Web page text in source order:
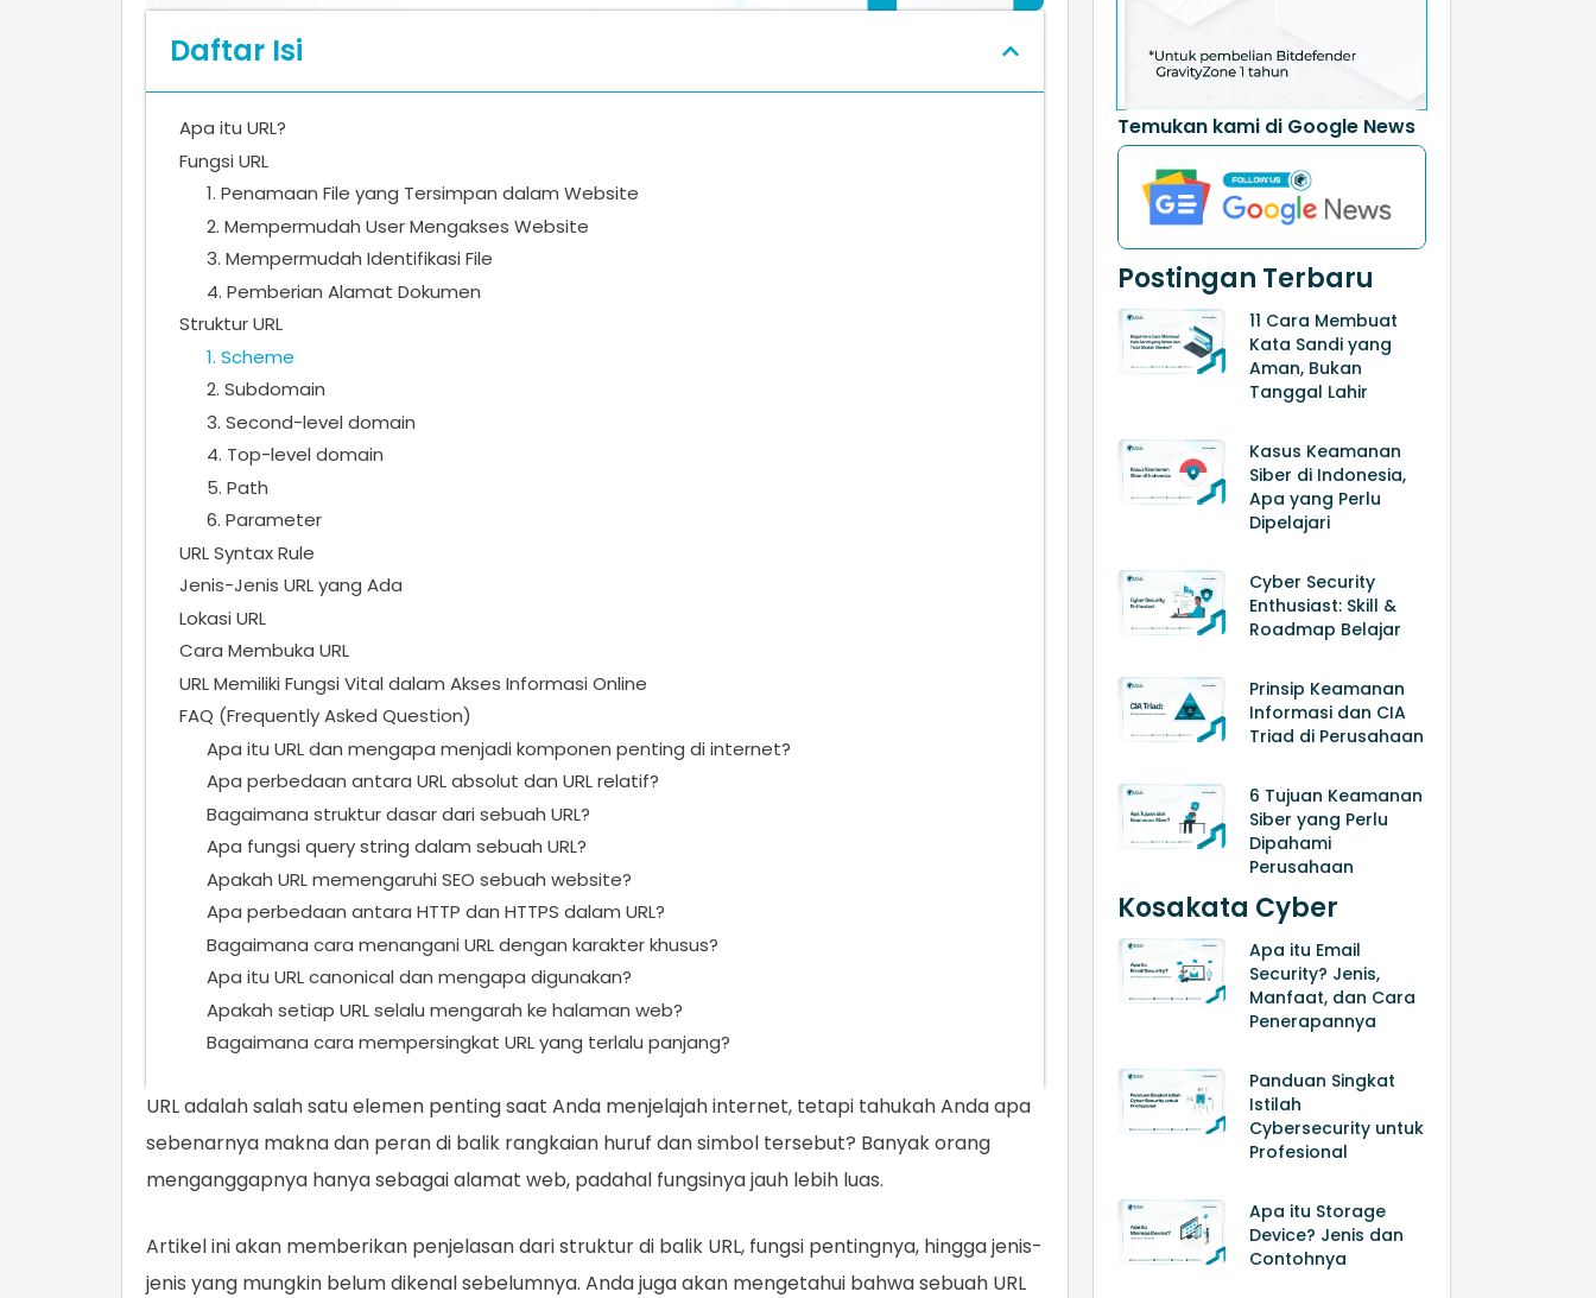
Daftar Isi
Apa itu URL?
Fungsi URL
1. Penamaan File yang Tersimpan dalam Website
2. Mempermudah User Mengakses Website
3. Mempermudah Identifikasi File
4. Pemberian Alamat Dokumen
Struktur URL
1. Scheme
2. Subdomain
3. Second-level domain
4. Top-level domain
5. Path
6. Parameter
URL Syntax Rule
Jenis-Jenis URL yang Ada
Lokasi URL
Cara Membuka URL
URL Memiliki Fungsi Vital dalam Akses Informasi Online
FAQ (Frequently Asked Question)
Apa itu URL dan mengapa menjadi komponen penting di internet?
Apa perbedaan antara URL absolut dan URL relatif?
Bagaimana struktur dasar dari sebuah URL?
Apa fungsi query string dalam sebuah URL?
Apakah URL memengaruhi SEO sebuah website?
Apa perbedaan antara HTTP dan HTTPS dalam URL?
Bagaimana cara menangani URL dengan karakter khusus?
Apa itu URL canonical dan mengapa digunakan?
Apakah setiap URL selalu mengarah ke halaman web?
Bagaimana cara mempersingkat URL yang terlalu panjang?
URL adalah salah satu elemen penting saat Anda menjelajah internet, tetapi tahukah Anda apa
sebenarnya makna dan peran di balik rangkaian huruf dan simbol tersebut? Banyak orang
menganggapnya hanya sebagai alamat web, padahal fungsinya jauh lebih luas.
Artikel ini akan memberikan penjelasan dari struktur di balik URL, fungsi pentingnya, hingga jenis-
jenis yang mungkin belum dikenal sebelumnya. Anda juga akan mengetahui bahwa sebuah URL
Temukan kami di Google News
Postingan Terbaru
11 Cara Membuat
Kata Sandi yang
Aman, Bukan
Tanggal Lahir
Kasus Keamanan
Siber di Indonesia,
Apa yang Perlu
Dipelajari
Cyber Security
Enthusiast: Skill &
Roadmap Belajar
Prinsip Keamanan
Informasi dan CIA
Triad di Perusahaan
6 Tujuan Keamanan
Siber yang Perlu
Dipahami
Perusahaan
Kosakata Cyber
Apa itu Email
Security? Jenis,
Manfaat, dan Cara
Penerapannya
Panduan Singkat
Istilah
Cybersecurity untuk
Profesional
Apa itu Storage
Device? Jenis dan
Contohnya